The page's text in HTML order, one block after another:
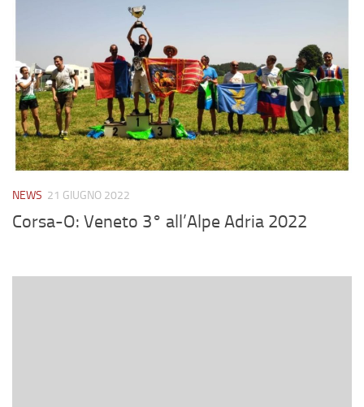
NEWS 21 GIUGNO 2022
Corsa-O: Veneto 3° all’Alpe Adria 2022